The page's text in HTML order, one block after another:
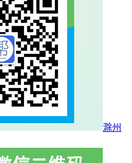
滁州